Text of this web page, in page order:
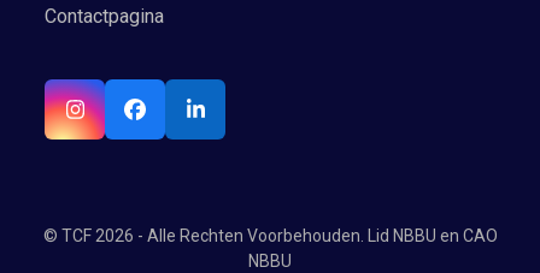
Contactpagina
InstagramFacebookLinkedIn
© TCF 2026 - Alle Rechten Voorbehouden. Lid NBBU en CAO
NBBU